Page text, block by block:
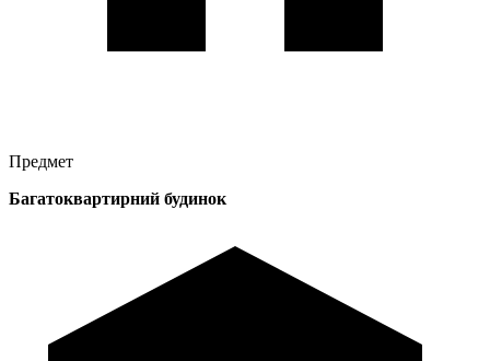
Предмет
Багатоквартирний будинок